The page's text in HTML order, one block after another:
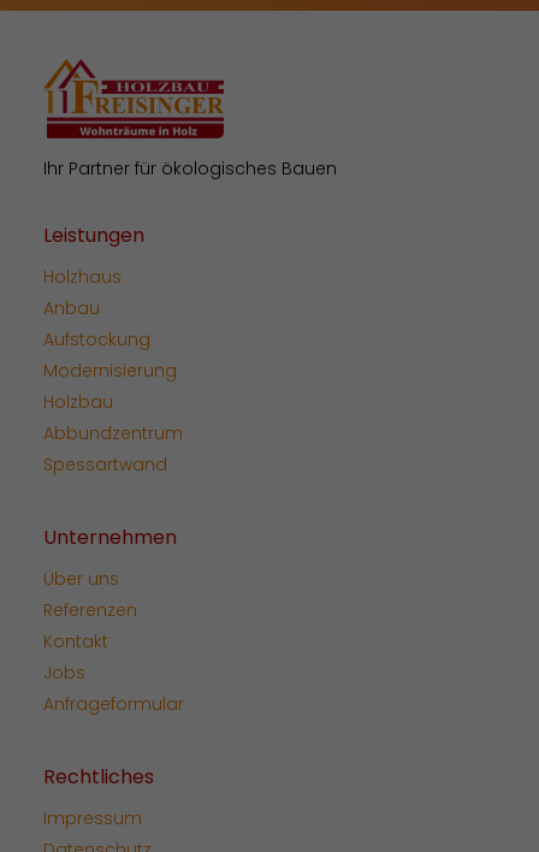
Ihr Partner für ökologisches Bauen
Leistungen
Holzhaus
Anbau
Aufstockung
Modernisierung
Holzbau
Abbundzentrum
Spessartwand
Unternehmen
Über uns
Referenzen
Kontakt
Jobs
Anfrageformular
Rechtliches
Impressum